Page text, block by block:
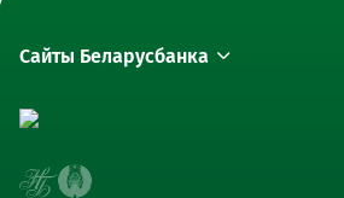
Сайты Беларусбанка